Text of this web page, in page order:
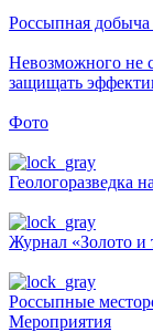
Россыпная добыча
Невозможного не
защищать
Фото
Геологоразведка
Журнал «Золото и
Россыпные
Мероприятия